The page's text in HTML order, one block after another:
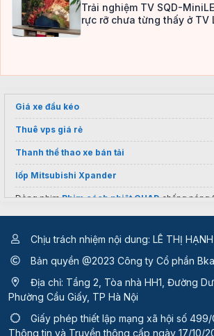
Trải nghiệm TV SQD-
rực rỡ chưa từng thấy ở TV
Giá xe đầu kéo
Thuê vps giá rẻ
Thanh thể thao xe bán tải
lốp Mitsubishi Xpander
Dòng phimPhim cách nhiệt QUADchống nóng
Chịu trách nhiệm nội dung: LÊ THỊ HẠNH
Bản quyền @2023 Công ty Cổ phần
Địa chỉ: Tầng 2, Tòa nhà HH1, Đường
Phường Cầu Giấy, TP Hà Nội
Giấy phép thiết lập mạng xã hội số
Thông tin và Truyền thông cấp ngày 17/10/